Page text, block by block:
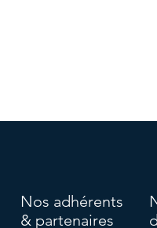
Nos adhérents
& partenaires